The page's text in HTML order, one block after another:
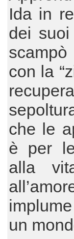
Ida in
dei
con la
che le
è per
alla
un